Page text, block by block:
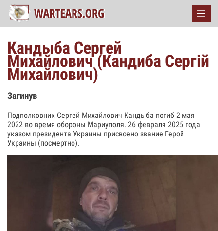
Кандыба Сергей
Михайлович (Кандиба Сергій
Михайлович)
Загинув
Подполковник Сергей Михайлович Кандыба погиб 2 мая
2022 во время обороны Мариуполя. 26 февраля 2025 года
указом президента Украины присвоено звание Герой
Украины (посмертно).